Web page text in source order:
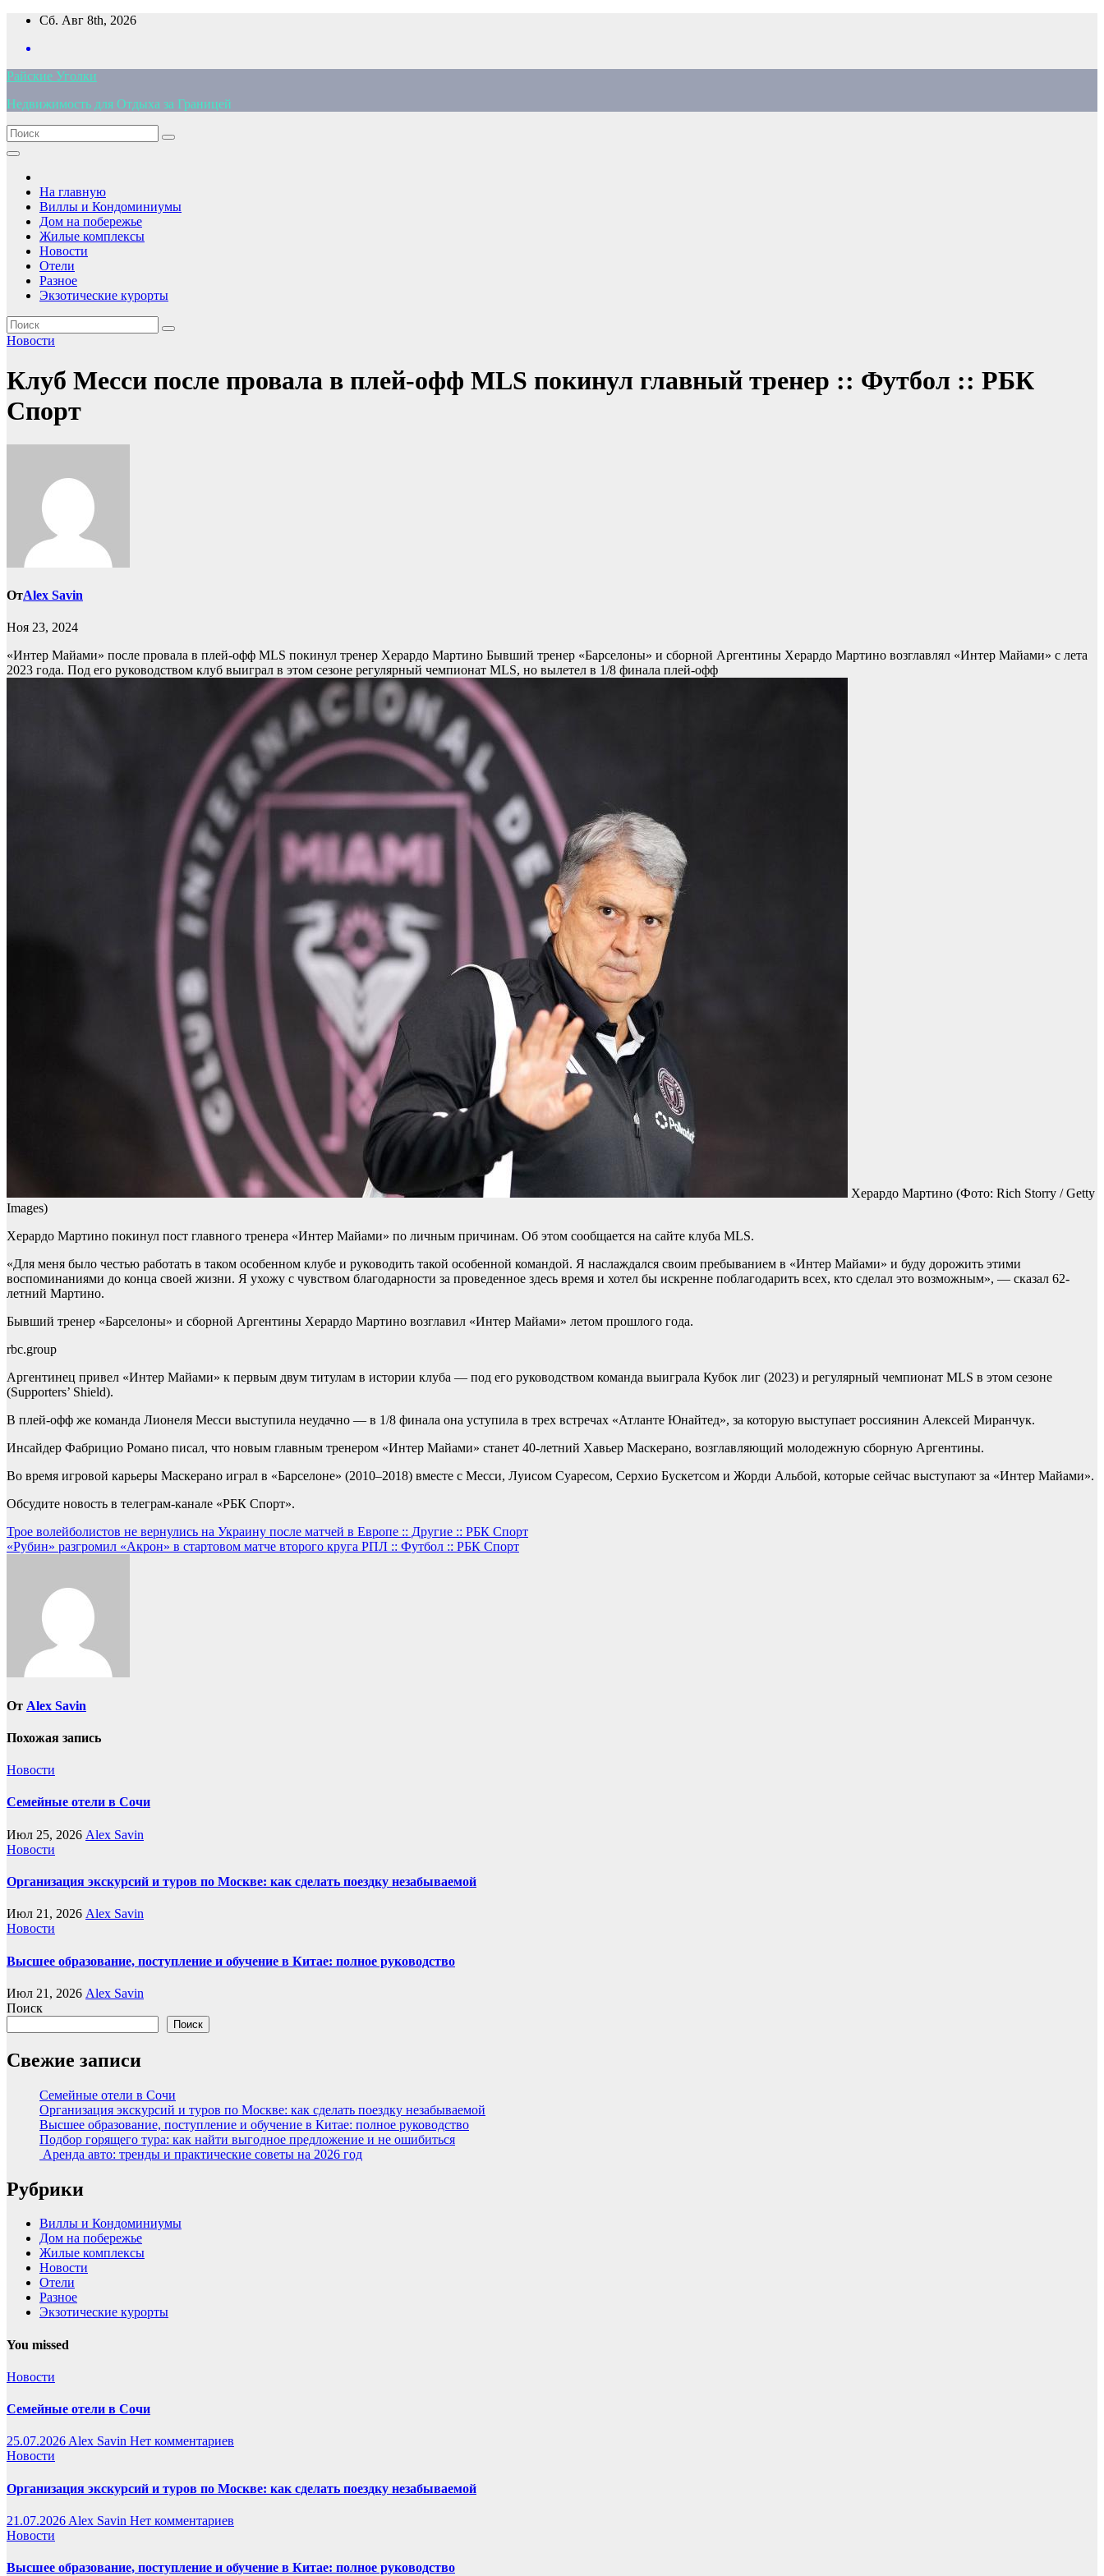
Перейти
содержимому
Сб. Авг 8th, 2026
Райские Уголки
Недвижимость для Отдыха за Границей
На главную
Виллы и Кондоминиумы
Дом на побережье
Жилые комплексы
Новости
Отели
Разное
Экзотические курорты
Новости
Клуб Месси после провала в плей-офф MLS покинул главный тренер :: Футбол :: РБК
Спорт
ОтAlex Savin
Ноя 23, 2024
«Интер Майами» после провала в плей-офф MLS покинул тренер Херардо Мартино Бывший тренер «Барселоны» и сборной Аргентины Херардо Мартино возглавлял «Интер Майами» с лета
2023 года. Под его руководством клуб выиграл в этом сезоне регулярный чемпионат MLS, но вылетел в 1/8 финала плей-офф
Херардо Мартино (Фото: Rich Storry / Getty
Images)
Херардо Мартино покинул пост главного тренера «Интер Майами» по личным причинам. Об этом сообщается на сайте клуба MLS.
«Для меня было честью работать в таком особенном клубе и руководить такой особенной командой. Я наслаждался своим пребыванием в «Интер Майами» и буду дорожить этими
воспоминаниями до конца своей жизни. Я ухожу с чувством благодарности за проведенное здесь время и хотел бы искренне поблагодарить всех, кто сделал это возможным», — сказал 62-
летний Мартино.
Бывший тренер «Барселоны» и сборной Аргентины Херардо Мартино возглавил «Интер Майами» летом прошлого года.
rbc.group
Аргентинец привел «Интер Майами» к первым двум титулам в истории клуба — под его руководством команда выиграла Кубок лиг (2023) и регулярный чемпионат MLS в этом сезоне
(Supporters’ Shield).
В плей-офф же команда Лионеля Месси выступила неудачно — в 1/8 финала она уступила в трех встречах «Атланте Юнайтед», за которую выступает россиянин Алексей Миранчук.
Инсайдер Фабрицио Романо писал, что новым главным тренером «Интер Майами» станет 40-летний Хавьер Маскерано, возглавляющий молодежную сборную Аргентины.
Во время игровой карьеры Маскерано играл в «Барселоне» (2010–2018) вместе с Месси, Луисом Суаресом, Серхио Бускетсом и Жорди Альбой, которые сейчас выступают за «Интер Майами».
Обсудите новость в телеграм-канале «РБК Спорт».
Навигация
по
Трое волейболистов не вернулись на Украину после матчей в Европе :: Другие :: РБК Спорт
«Рубин» разгромил «Акрон» в стартовом матче второго круга РПЛ :: Футбол :: РБК Спорт
От Alex Savin
Похожая запись
Новости
Семейные отели в Сочи
Июл 25, 2026 Alex Savin
Новости
Организация экскурсий и туров по Москве: как сделать поездку незабываемой
Июл 21, 2026 Alex Savin
Новости
Высшее образование, поступление и обучение в Китае: полное руководство
Июл 21, 2026 Alex Savin
Поиск
Поиск
Свежие записи
Семейные отели в Сочи
Организация экскурсий и туров по Москве: как сделать поездку незабываемой
Высшее образование, поступление и обучение в Китае: полное руководство
Подбор горящего тура: как найти выгодное предложение и не ошибиться
Аренда авто: тренды и практические советы на 2026 год
Рубрики
Виллы и Кондоминиумы
Дом на побережье
Жилые комплексы
Новости
Отели
Разное
Экзотические курорты
You missed
Новости
Семейные отели в Сочи
25.07.2026Alex Savin Нет комментариев
Новости
Организация экскурсий и туров по Москве: как сделать поездку незабываемой
21.07.2026 Alex Savin Нет комментариев
Новости
Высшее образование, поступление и обучение в Китае: полное руководство